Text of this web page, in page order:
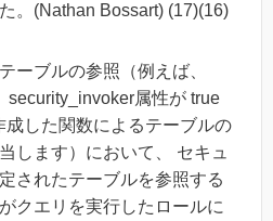
。(Nathan Bossart) (17)(16)
ーブルの参照（例えば、
security_invoker属性が true
成した関数によるテーブルの
します）において、 セキュ
されたテーブルを参照する
クエリを実行したロールに